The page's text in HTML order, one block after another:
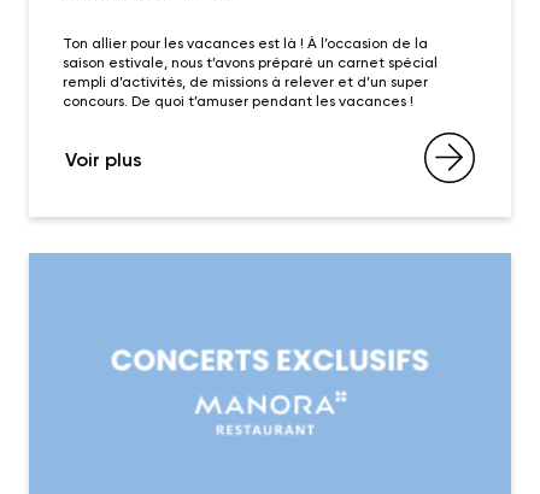
Ton allier pour les vacances est là ! À l’occasion de la
saison estivale, nous t’avons préparé un carnet spécial
rempli d’activités, de missions à relever et d’un super
concours. De quoi t’amuser pendant les vacances !
Voir plus